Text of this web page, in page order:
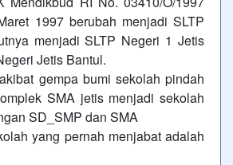
1997 berubah menjadi SLTP
menjadi SLTP Negeri 1 Jetis
Jetis Bantul.
gempa bumi sekolah pindah
SMA jetis menjadi sekolah
SD_SMP dan SMA
yang pernah menjabat adalah